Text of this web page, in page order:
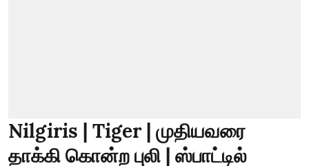
Nilgiris | Tiger | முதியவரை
தாக்கி கொன்ற புலி | ஸ்பாட்டில்